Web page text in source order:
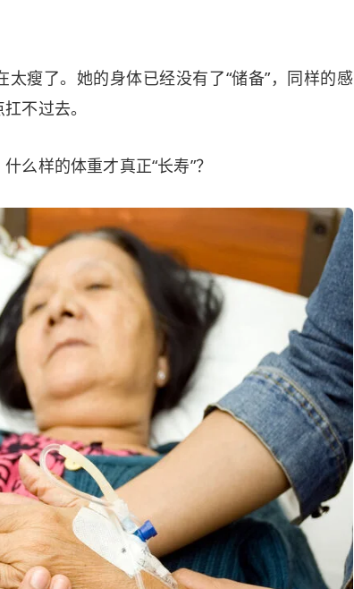
瘦了。她的身体已经没有了“储备”，同样的感
不过去。
么样的体重才真正“长寿”？